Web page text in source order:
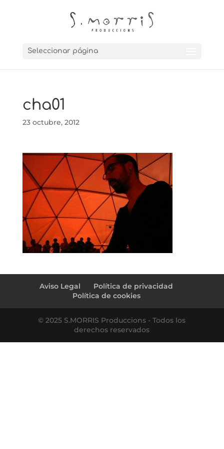
Seleccionar página
cha01
23 octubre, 2012
Aviso Legal
Política de privacidad
Política de cookies
© 2025 S.MORRIS Produccions - Todos los
derechos reservados